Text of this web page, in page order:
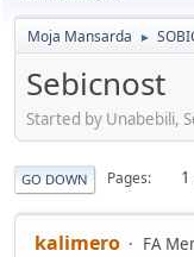
Moja Mansarda ►
Sebicnost
Started by Unabebili,
GO DOWN Pages 1
kalimero
FA